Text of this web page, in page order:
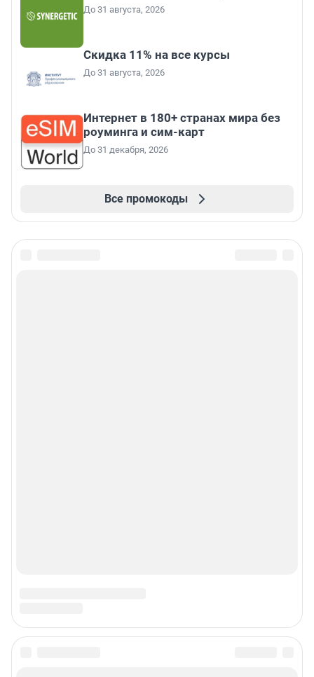
До 31 августа, 2026
Скидка 11% на все курсы
До 31 августа, 2026
Интернет в 180+ странах мира без
роуминга и сим-карт
До 31 декабря, 2026
Все промокоды